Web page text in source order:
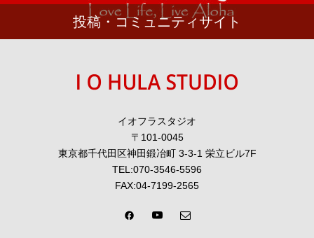
投稿・コミュニティサイト
イオフラスタジオ
〒101-0045
東京都千代田区神田鍛冶町 3-3-1 栄立ビル7F
TEL:070-3546-5596
FAX:04-7199-2565